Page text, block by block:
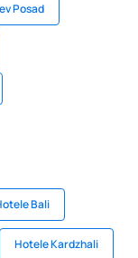
Posad
Bali
Hotele Kardzhali